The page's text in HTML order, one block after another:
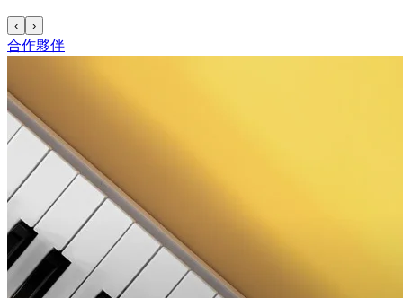
‹ ›
合作夥伴